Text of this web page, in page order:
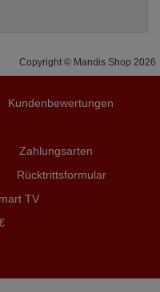
Copyright © Mandis Shop 2026
Kundenbewertungen
Zahlungsarten
Rücktrittsformular
TV